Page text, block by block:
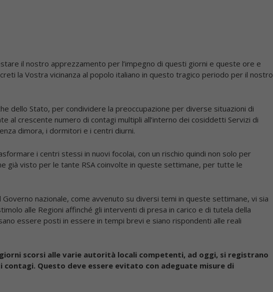
il nostro apprezzamento per l’impegno di questi giorni e queste ore e
la Vostra vicinanza al popolo italiano in questo tragico periodo per il nostro
dello Stato, per condividere la preoccupazione per diverse situazioni di
al crescente numero di contagi multipli all’interno dei cosiddetti Servizi di
dimora, i dormitori e i centri diurni.
i centri stessi in nuovi focolai, con un rischio quindi non solo per
già visto per le tante RSA coinvolte in queste settimane, per tutte le
Governo nazionale, come avvenuto su diversi temi in queste settimane, vi sia
alle Regioni affinché gli interventi di presa in carico e di tutela della
essere posti in essere in tempi brevi e siano rispondenti alle reali
scorsi alle varie autorità locali competenti, ad oggi, si registrano
contagi. Questo deve essere evitato con adeguate misure di